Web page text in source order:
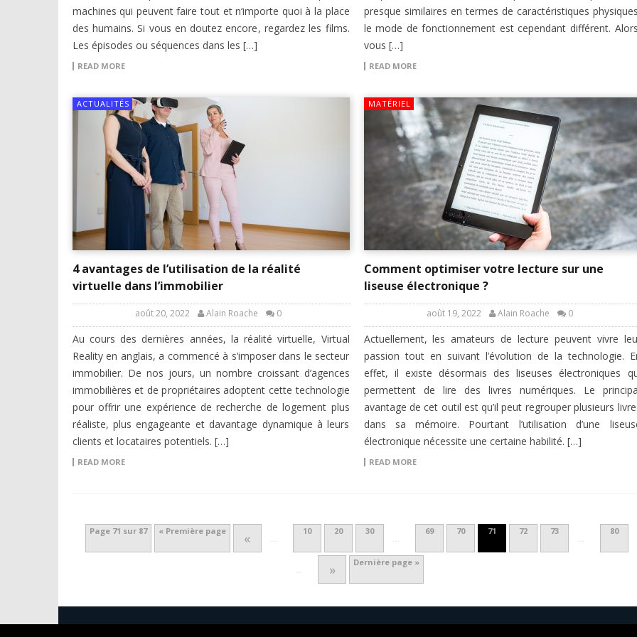
machines qui peuvent faire tout et n‘importe quoi à la place
des humains. Si vous en doutez encore, regardez les films.
Les épisodes ou séquences dans les […]
READ MORE
presque similaires en termes de caractéristiques
le mode de fonctionnement est cependant différent.
vous […]
READ MORE
ACTUALITÉS
4 avantages de l’utilisation de la réalité
virtuelle dans l’immobilier
août 20, 2022 Alain Roache 0
Au cours des dernières années, la réalité virtuelle, Virtual
Reality en anglais, a commencé à s’imposer dans le secteur
immobilier. De nos jours, un nombre croissant d’agences
immobilières et de propriétaires adoptent cette technologie
pour offrir une expérience de recherche de logement plus
réaliste, plus engageante et davantage dynamique à leurs
clients et locataires potentiels. […]
READ MORE
MATÉRIEL
Comment optimiser votre lecture sur une
liseuse électronique ?
août 19, 2022 Alain Roache 0
Actuellement, les amateurs de lecture peuvent vivre
passion tout en suivant l’évolution de la technologie.
effet, il existe désormais des liseuses électroniques
permettent de lire des livres numériques. Le
avantage de cet outil est qu’il peut regrouper plusieurs
dans sa mémoire. Pourtant l’utilisation d’une
électronique nécessite une certaine habilité. […]
READ MORE
Page 71 sur 87 « Première page « …
10 20 30
…
69 70 71 72 73
…
80
… » Dernière page »